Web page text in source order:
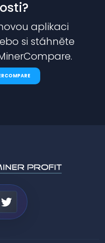
aplikaci
si stáhněte